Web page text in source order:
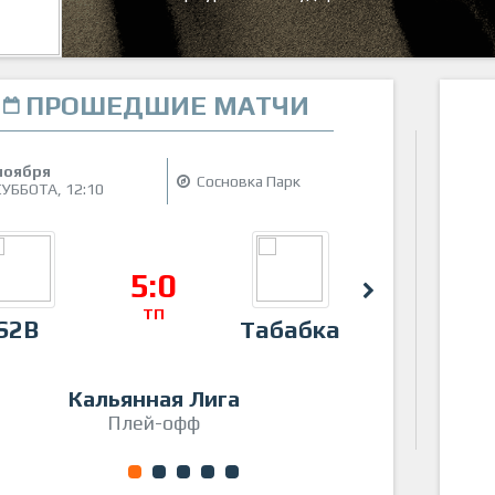
ПРОШЕДШИЕ МАТЧИ
12:10 Сосновка Парк
5:0
ТП
Табабка
Кальянная Лига
Плей-офф
1 2 3 4 5